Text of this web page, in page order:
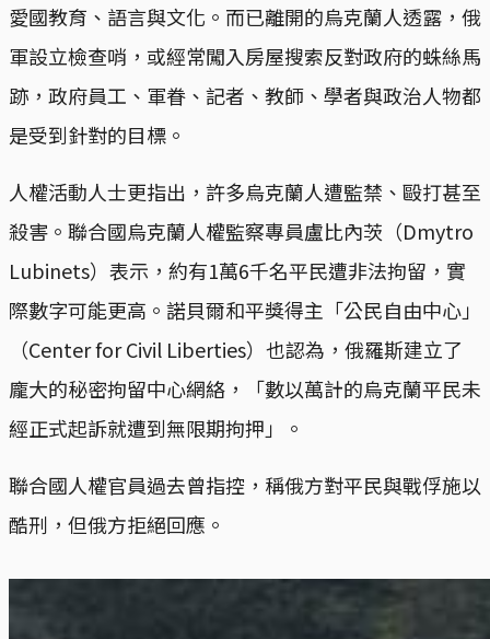
愛國教育、語言與文化。而已離開的烏克蘭人透露，俄
軍設立檢查哨，或經常闖入房屋搜索反對政府的蛛絲馬
跡，政府員工、軍眷、記者、教師、學者與政治人物都
是受到針對的目標。
人權活動人士更指出，許多烏克蘭人遭監禁、毆打甚至
殺害。聯合國烏克蘭人權監察專員盧比內茨（Dmytro
Lubinets）表示，約有1萬6千名平民遭非法拘留，實
際數字可能更高。諾貝爾和平獎得主「公民自由中心」
（Center for Civil Liberties）也認為，俄羅斯建立了
龐大的秘密拘留中心網絡，「數以萬計的烏克蘭平民未
經正式起訴就遭到無限期拘押」。
聯合國人權官員過去曾指控，稱俄方對平民與戰俘施以
酷刑，但俄方拒絕回應。